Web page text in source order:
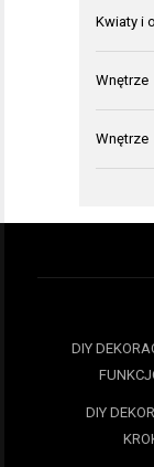
Kwiaty i
Wnętrze
Wnętrze
DIY
DIY